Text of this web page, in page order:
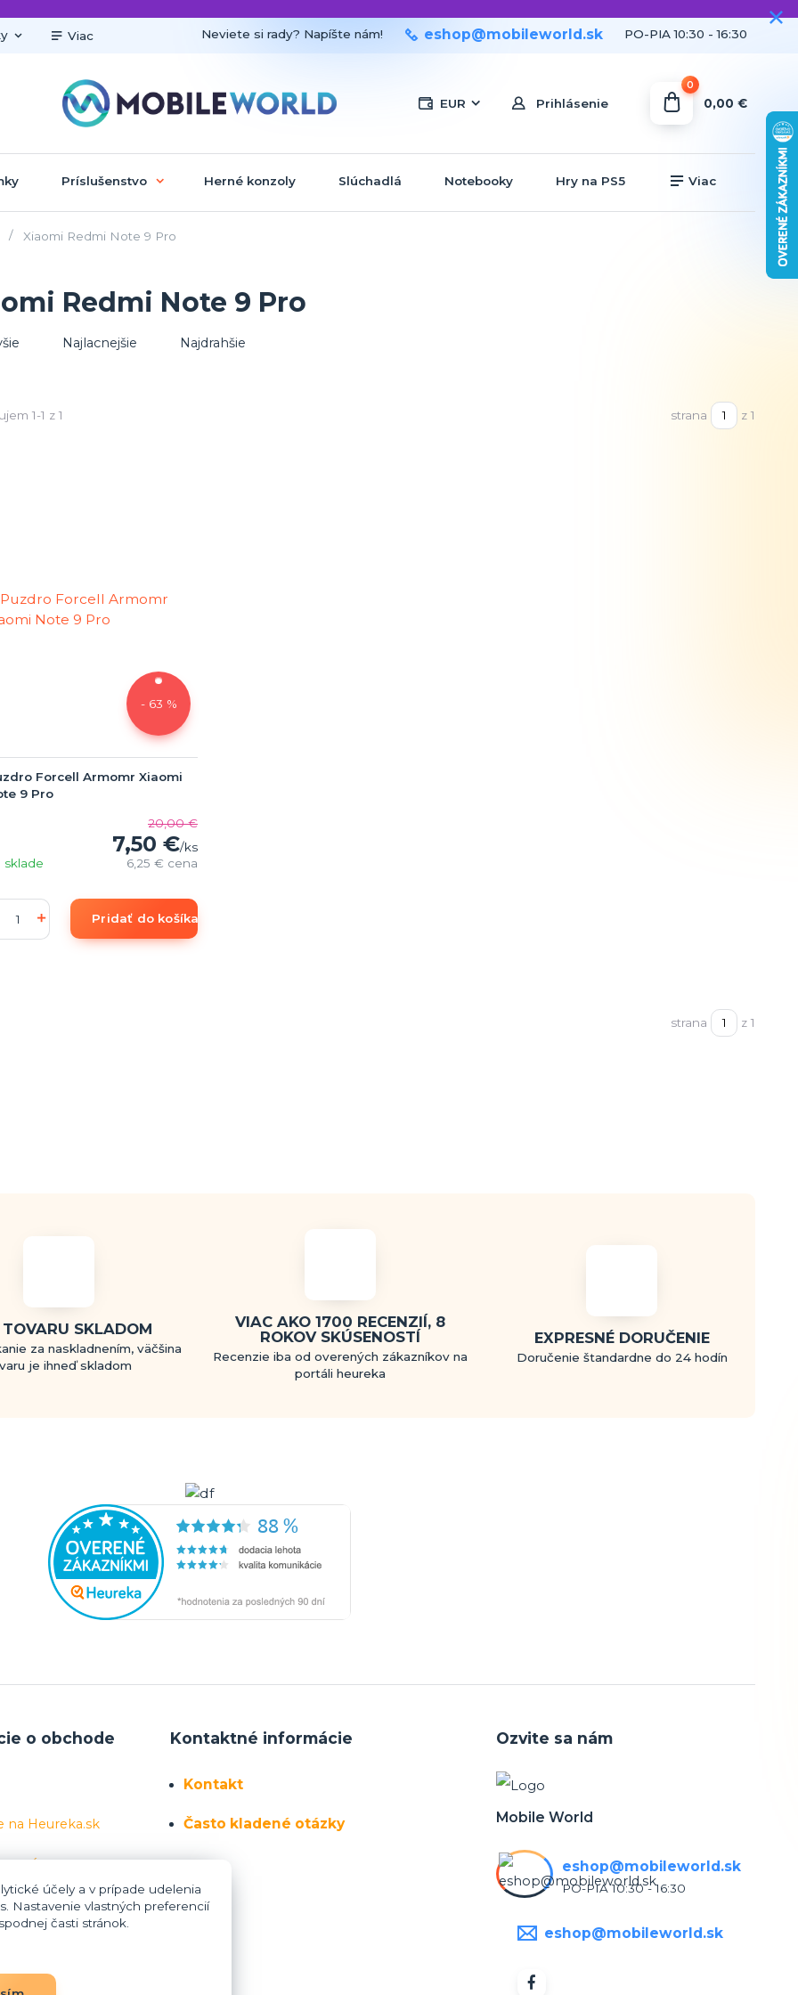
Viac
EUR Prihlásenie
Neviete si rady? Napíšte nám! eshop@mobileworld.sk PO-PIA 10:30 - 16:30
0
0,00 €
Príslušenstvo Herné konzoly Slúchadlá Notebooky Hry na PS5 Viac
Xiaomi Redmi Note 9 Pro
Redmi Note 9 Pro
Najlacnejšie Najdrahšie
1-1 z 1 strana z 1
- 63 %
Forcell Armomr Xiaomi
9 Pro
20,00 €
7,50 €/ks
6,25 € cena
sklade
Pridať do košíka
strana z 1
SKLADOM
za naskladnením, väčšina
je ihneď skladom
VIAC AKO 1700 RECENZIÍ, 8
ROKOV SKÚSENOSTÍ
Recenzie iba od overených zákazníkov na
portáli heureka
EXPRESNÉ DORUČENIE
Doručenie štandardne do 24 hodín
o obchode
na Heureka.sk
nás
Kontaktné informácie
Kontakt
Často kladené otázky
Ozvite sa nám
Mobile World
eshop@mobileworld.sk
PO-PIA 10:30 - 16:30
eshop@mobileworld.sk
účely a v prípade udelenia
Nastavenie vlastných preferencií
časti stránok.